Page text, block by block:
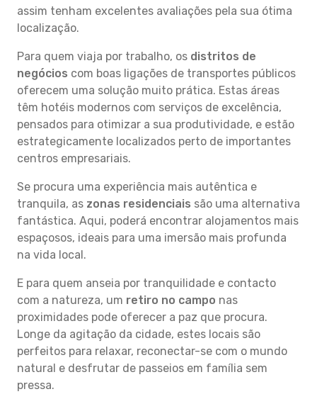
assim tenham excelentes avaliações pela sua ótima
localização.
Para quem viaja por trabalho, os distritos de
negócios com boas ligações de transportes públicos
oferecem uma solução muito prática. Estas áreas
têm hotéis modernos com serviços de excelência,
pensados para otimizar a sua produtividade, e estão
estrategicamente localizados perto de importantes
centros empresariais.
Se procura uma experiência mais autêntica e
tranquila, as zonas residenciais são uma alternativa
fantástica. Aqui, poderá encontrar alojamentos mais
espaçosos, ideais para uma imersão mais profunda
na vida local.
E para quem anseia por tranquilidade e contacto
com a natureza, um retiro no campo nas
proximidades pode oferecer a paz que procura.
Longe da agitação da cidade, estes locais são
perfeitos para relaxar, reconectar-se com o mundo
natural e desfrutar de passeios em família sem
pressa.